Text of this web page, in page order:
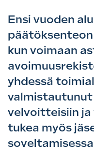
Ensi vuoden
päätöksenteon
kun voimaan
yhdessä
velvoitteisiin
tukea myös